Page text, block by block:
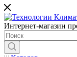
Интернет-магазин